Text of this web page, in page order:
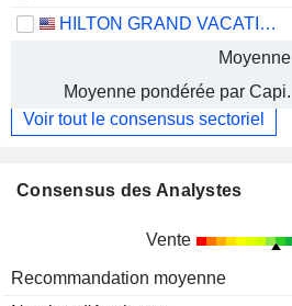
HILTON GRAND VACATIONS INC.
Moyenne
Moyenne pondérée par Capi.
Voir tout le consensus sectoriel
Consensus des Analystes
Vente
Recommandation moyenne